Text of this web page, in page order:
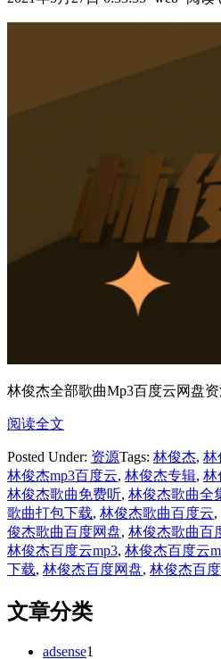
林俊杰全部歌曲Mp3百度云网盘
阅读全文
Posted Under: 资源Tags: 林俊杰, 林
林俊杰mp3百度云, 林俊杰专辑, 林
林俊杰歌曲免费听, 林俊杰歌曲全
歌曲打包下载, 林俊杰歌曲百度云,
俊杰歌曲百度网盘, 林俊杰歌曲百
林俊杰百度云mp3, 林俊杰百度云
下载, 林俊杰百度网盘, 林俊杰百
文章分类
adsense1